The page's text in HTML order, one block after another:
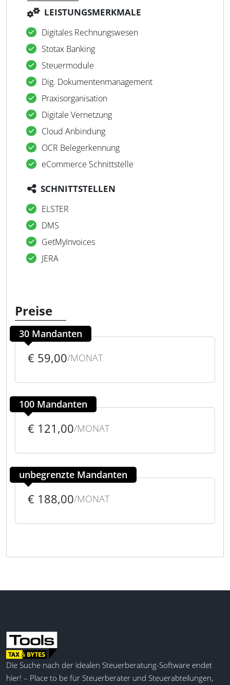
LEISTUNGSMERKMALE
Digitales Rechnungswesen
Stotax Banking
Steuermodule
Dig. Dokumentenmanagement
Praxisorganisation
Digitale Vernetzung
Cloud Anbindung
OCR Belegerkennung
eCommerce Schnittstelle
SCHNITTSTELLEN
ELSTER
DMS
GetMyInvoices
JERA
Preise
30 Mandanten
€ 59,00/MONAT
100 Mandanten
€ 121,00/MONAT
unbegrenzte Mandanten
€ 188,00/MONAT
Die Suche nach der idealen Steuerberatung-Software endet
hier! – Place to be für Steuerberater und Steuerabteilungen,